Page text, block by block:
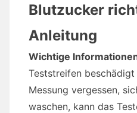
Blutzucker
Anleitung
Wichtige
Teststreifen
Messung vergessen,
waschen, kann das